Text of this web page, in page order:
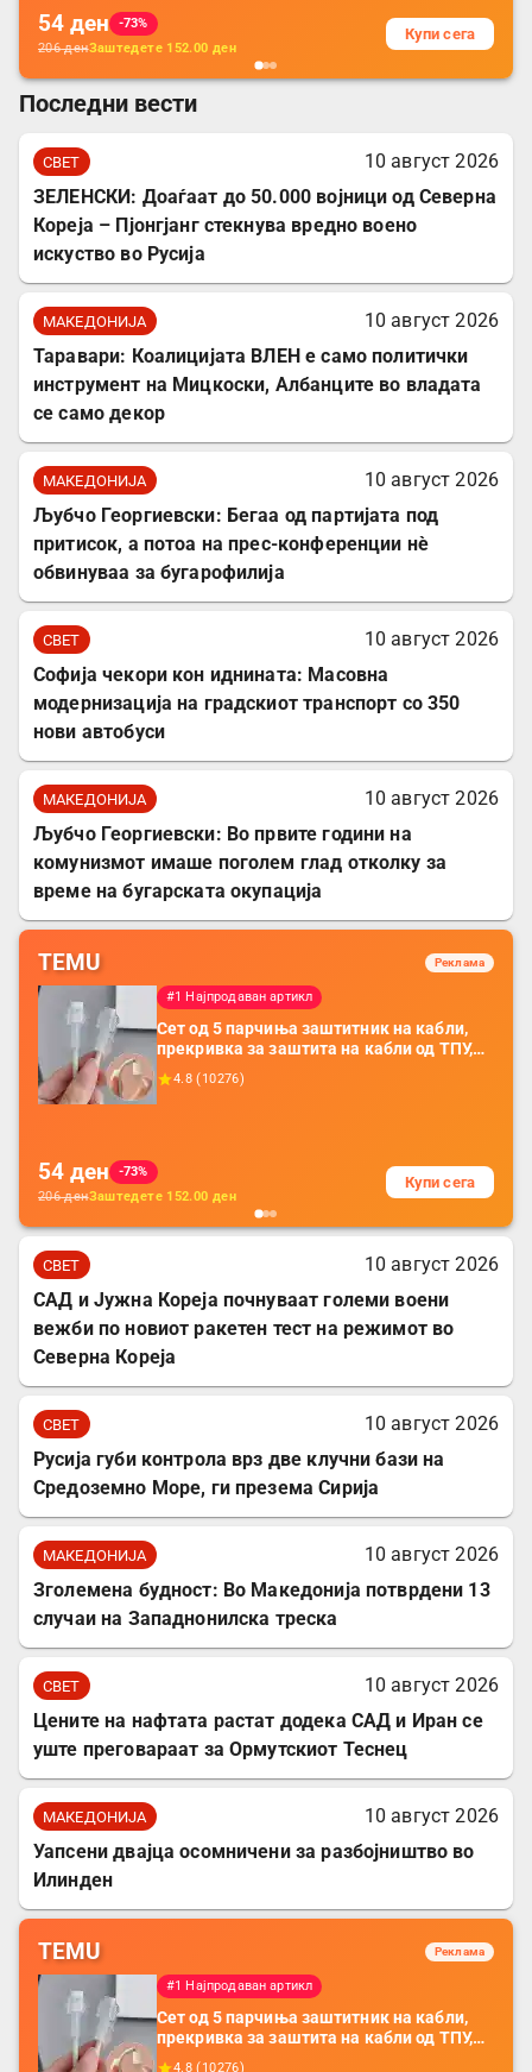
54 ден
-73%
206денЗаштедете 152.00 ден
Купи сега
Последни вести
СВЕТ
10 август 2026
ЗЕЛЕНСКИ: Доаѓаат до 50.000 војници од Северна
Кореја – Пјонгјанг стекнува вредно воено
искуство во Русија
МАКЕДОНИЈА
10 август 2026
Таравари: Коалицијата ВЛЕН е само политички
инструмент на Мицкоски, Албанците во владата
се само декор
МАКЕДОНИЈА
10 август 2026
Љубчо Георгиевски: Бегаа од партијата под
притисок, а потоа на прес-конференции нè
обвинуваа за бугарофилија
СВЕТ
10 август 2026
Софија чекори кон иднината: Масовна
модернизација на градскиот транспорт со 350
нови автобуси
МАКЕДОНИЈА
10 август 2026
Љубчо Георгиевски: Во првите години на
комунизмот имаше поголем глад отколку за
време на бугарската окупација
TEMU Реклама
#1 Најпродаван артикл
Сет од 5 парчиња заштитник на кабли,
прекривка за заштита на кабли од ТПУ,
додатоци за заштита на кабли, без
батерија, за мобилни телефони, комплет
4.8 ( 10276)
54 ден
-73%
206денЗаштедете 152.00 ден
Купи сега
СВЕТ
10 август 2026
САД и Јужна Кореја почнуваат големи воени
вежби по новиот ракетен тест на режимот во
Северна Кореја
СВЕТ
10 август 2026
Русија губи контрола врз две клучни бази на
Средоземно Море, ги презема Сирија
МАКЕДОНИЈА
10 август 2026
Зголемена будност: Во Македонија потврдени 13
случаи на Западнонилска треска
СВЕТ
10 август 2026
Цените на нафтата растат додека САД и Иран се
уште преговараат за Ормутскиот Теснец
МАКЕДОНИЈА
10 август 2026
Уапсени двајца осомничени за разбојништво во
Илинден
TEMU Реклама
#1 Најпродаван артикл
Сет од 5 парчиња заштитник на кабли,
прекривка за заштита на кабли од ТПУ,
додатоци за заштита на кабли, без
4.8 ( 10276)